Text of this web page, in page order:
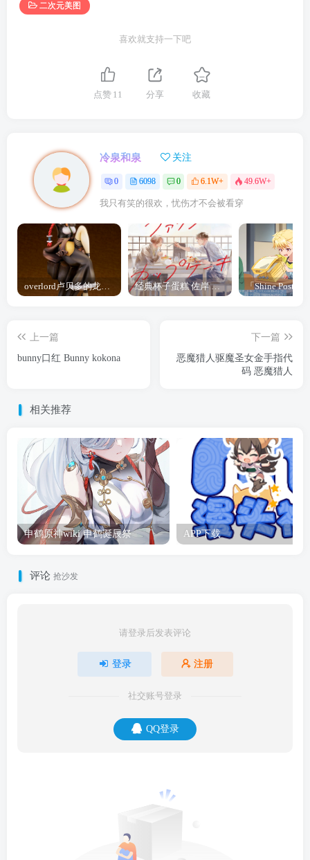
二次元美图
喜欢就支持一下吧
点赞 11 分享 收藏
冷泉和泉 关注
0 6098 0 6.1W+ 49.6W+
我只有笑的很欢，忧伤才不会被看穿
overlord卢贝多的龙王谁厉害 「Overlord」露普斯蕾琪娜·贝塔手办开订 经典杯子蛋糕 佐岸 漫画「经典杯子蛋糕」宣布真人日剧化
上一篇
bunny口红 Bunny kokona
下一篇
恶魔猎人驱魔圣女金手指代
码 恶魔猎人
相关推荐
申鹤原神wiki 申鹤诞辰祭 APP下载
评论 抢沙发
请登录后发表评论
登录 注册
社交账号登录
QQ登录